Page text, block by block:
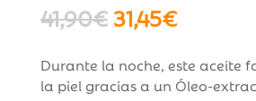
41,90€ El
precio
original
era:
31,45€El
precio
actual
es:
Durante la noche, este aceite
la piel gracias a un Óleo-